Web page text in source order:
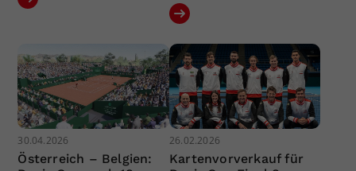
30.04.2026
Österreich – Belgien:
26.02.2026
Kartenvorverkauf für